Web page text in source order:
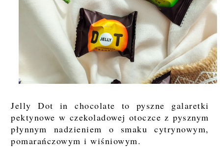
Jelly Dot in chocolate to pyszne galaretki
pektynowe w czekoladowej otoczce z pysznym
płynnym nadzieniem o smaku cytrynowym,
pomarańczowym i wiśniowym.